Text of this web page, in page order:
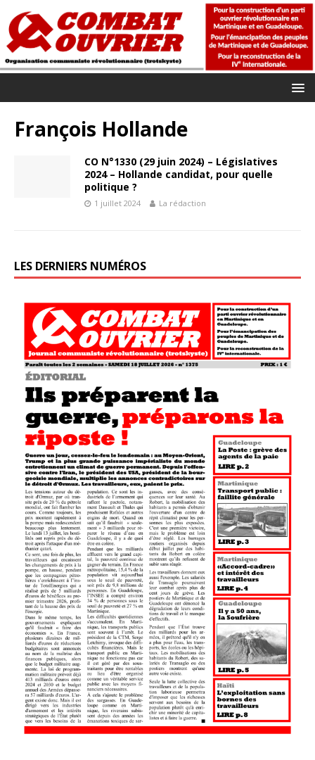
François Hollande
CO N°1330 (29 juin 2024) – Législatives
2024 – Hollande candidat, pour quelle
politique ?
1 juillet 2024 La rédaction
LES DERNIERS NUMÉROS